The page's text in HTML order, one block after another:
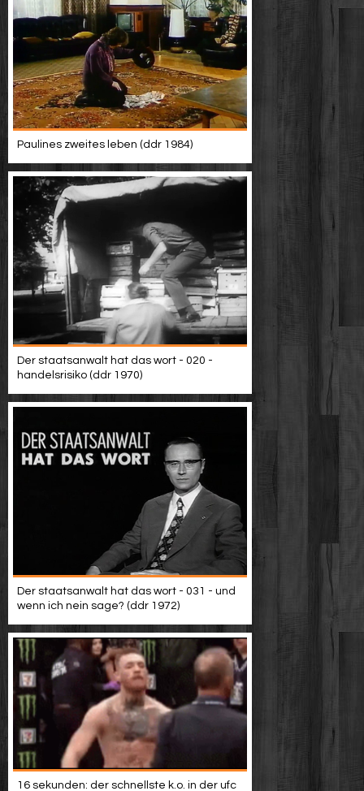
Paulines zweites leben (ddr 1984)
Der staatsanwalt hat das wort - 020 -
handelsrisiko (ddr 1970)
Der staatsanwalt hat das wort - 031 - und
wenn ich nein sage? (ddr 1972)
16 sekunden: der schnellste k.o. in der ufc